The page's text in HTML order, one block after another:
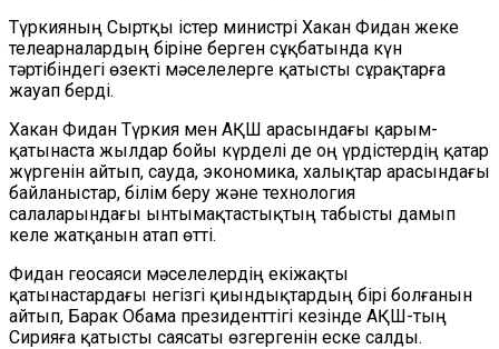
Түркияның Сыртқы істер министрі Хакан Фидан жеке
телеарналардың біріне берген сұқбатында күн
тәртібіндегі өзекті мәселелерге қатысты сұрақтарға
жауап берді.
Хакан Фидан Түркия мен АҚШ арасындағы қарым-
қатынаста жылдар бойы күрделі де оң үрдістердің қатар
жүргенін айтып, сауда, экономика, халықтар арасындағы
байланыстар, білім беру және технология
салаларындағы ынтымақтастықтың табысты дамып
келе жатқанын атап өтті.
Фидан геосаяси мәселелердің екіжақты
қатынастардағы негізгі қиындықтардың бірі болғанын
айтып, Барак Обама президенттігі кезінде АҚШ-тың
Сирияға қатысты саясаты өзгергенін еске салды.